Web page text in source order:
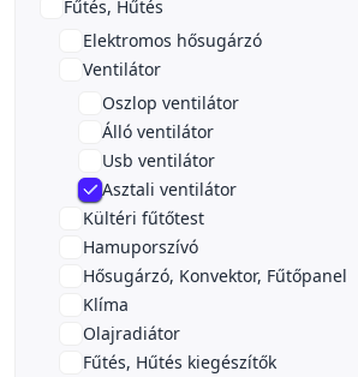
Fűtés, Hűtés
Elektromos hősugárzó
Ventilátor
Oszlop ventilátor
Álló ventilátor
Usb ventilátor
Asztali ventilátor
Kültéri fűtőtest
Hamuporszívó
Hősugárzó, Konvektor, Fűtőpanel
Klíma
Olajradiátor
Fűtés, Hűtés kiegészítők